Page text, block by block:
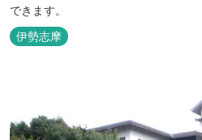
できます。
伊勢志摩